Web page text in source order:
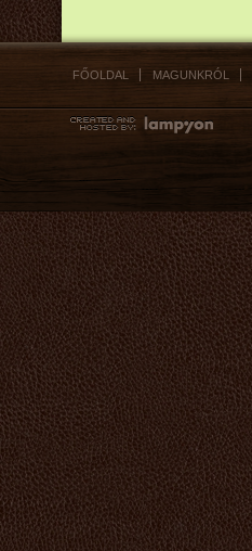
FŐOLDAL MAGUNKRÓL